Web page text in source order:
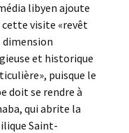
libyen ajoute
cette visite «revêt
dimension
et historique
puisque le
doit se rendre à
qui abrite la
Saint-